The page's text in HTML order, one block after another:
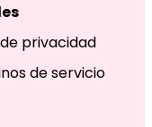
privacidad
de servicio